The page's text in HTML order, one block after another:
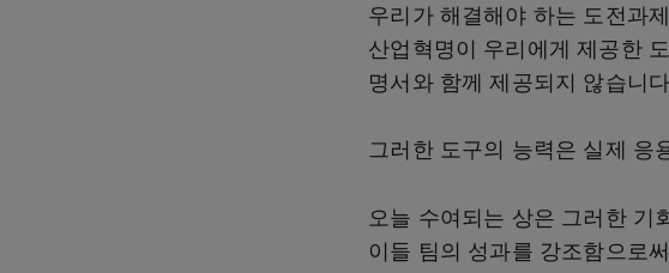
우리가 해결해야 하는 도전과
산업혁명이 우리에게 제공한
명서와 함께 제공되지 않습니
그러한 도구의 능력은 실제 응
오늘 수여되는 상은 그러한 기
이들 팀의 성과를 강조함으로